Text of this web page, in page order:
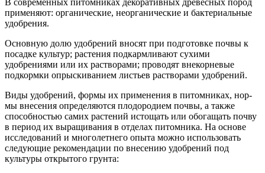
В современных питомниках декоративных древесных пород
применяют: органические, неорганические и бактериальные
удоб­рения.
Основную долю удобрений вносят при подготовке почвы к
посадке культур; растения подкармливают сухими
удобрениями или их растворами; проводят внекорневые
подкормки опрыски­ванием листьев растворами удобрений.
Виды удобрений, формы их применения в питомниках, нор­
мы внесения определяются плодородием почвы, а также
способ­ностью самих растений истощать или обогащать почву
в период их выращивания в отделах питомника. На основе
исследований и мно­голетнего опыта можно использовать
следующие рекомендации по внесению удобрений под
культуры открытого грунта: